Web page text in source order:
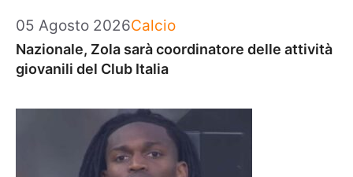
05 Agosto 2026Categorie
Calcio
Nazionale, Zola sarà coordinatore delle attività
giovanili del Club Italia